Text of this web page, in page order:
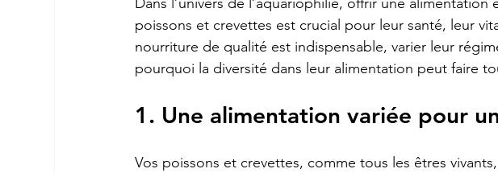
poissons et crevettes est crucial pour leur santé, leur
nourriture de qualité est indispensable, varier leur
pourquoi la diversité dans leur alimentation peut faire
1. Une alimentation variée pour
Vos poissons et crevettes, comme tous les êtres